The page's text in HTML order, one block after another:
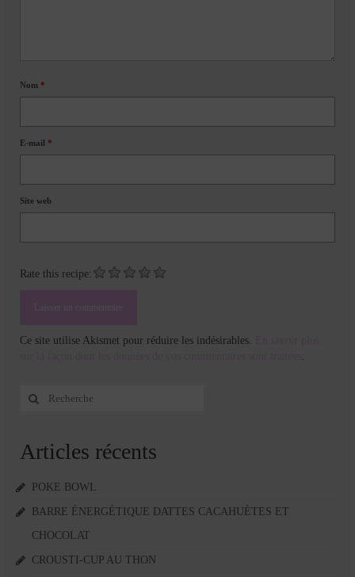
Nom *
E-mail *
Site web
Rate this recipe:
Ce site utilise Akismet pour réduire les indésirables.
.
Rechercher
Articles récents
POKE BOWL
BARRE ÉNERGÉTIQUE DATTES CACAHUÈTES ET
CHOCOLAT
CROUSTI-CUP AU THON